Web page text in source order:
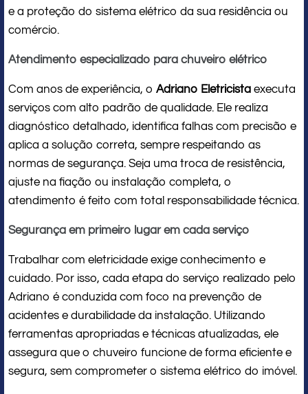
e a proteção do sistema elétrico da sua residência ou
comércio.
Atendimento especializado para chuveiro elétrico
Com anos de experiência, o Adriano Eletricista executa
serviços com alto padrão de qualidade. Ele realiza
diagnóstico detalhado, identifica falhas com precisão e
aplica a solução correta, sempre respeitando as
normas de segurança. Seja uma troca de resistência,
ajuste na fiação ou instalação completa, o
atendimento é feito com total responsabilidade técnica.
Segurança em primeiro lugar em cada serviço
Trabalhar com eletricidade exige conhecimento e
cuidado. Por isso, cada etapa do serviço realizado pelo
Adriano é conduzida com foco na prevenção de
acidentes e durabilidade da instalação. Utilizando
ferramentas apropriadas e técnicas atualizadas, ele
assegura que o chuveiro funcione de forma eficiente e
segura, sem comprometer o sistema elétrico do imóvel.